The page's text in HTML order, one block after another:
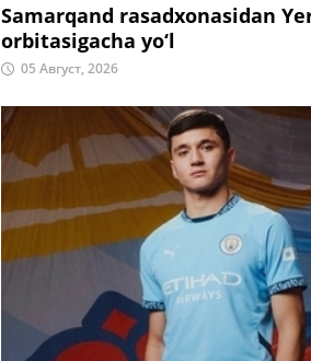
Samarqand rasadxonasidan
orbitasigacha yo‘l
05 Август, 2026